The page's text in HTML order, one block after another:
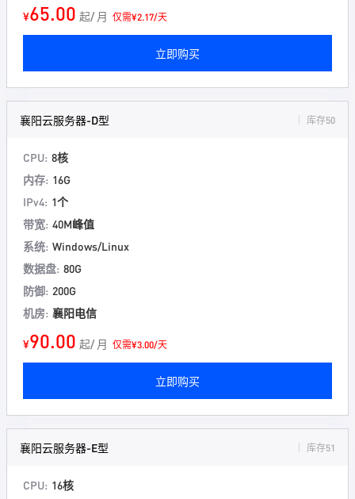
¥65.00 起/ 月 仅需¥2.17/天
立即购买
襄阳云服务器-D型 库存50
CPU: 8核
内存: 16G
IPv4: 1个
带宽: 40M峰值
系统: Windows/Linux
数据盘: 80G
防御: 200G
机房: 襄阳电信
¥90.00 起/ 月 仅需¥3.00/天
立即购买
襄阳云服务器-E型 库存51
CPU: 16核